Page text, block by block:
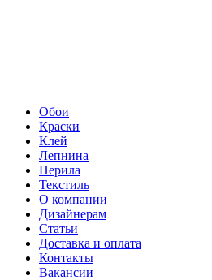
Обои
Краски
Клей
Лепнина
Перила
Текстиль
О компании
Дизайнерам
Статьи
Доставка и оплата
Контакты
Вакансии